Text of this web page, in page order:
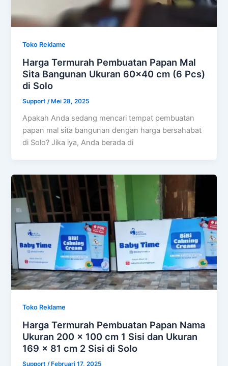
Toko Reklame
Harga Termurah Pembuatan Papan Mal
Sita Bangunan Ukuran 60×40 cm (6 Pcs)
di Solo
Support/ Mei 28, 2025
Apakah Anda sedang mencari tempat pembuatan
papan mal sita bangunan dengan harga bersahabat
di Solo? Jika iya, Anda berada di
Toko Reklame
Harga Termurah Pembuatan Papan Nama
Ukuran 200 x 100 cm 1 Sisi dan Ukuran
169 x 81 cm 2 Sisi di Solo
Support /Februari 17, 2025